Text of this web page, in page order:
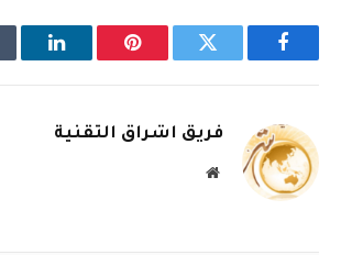
فيسبوك تويتر بينتيريستلينكدإن
فريق اشراق التقنية
موقع